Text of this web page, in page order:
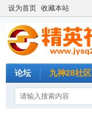
设为首页 收藏本站
论坛 九神28社区